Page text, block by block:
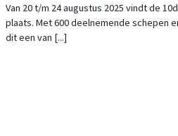
Van 20 t/m 24 augustus 2025 vindt de
plaats. Met 600 deelnemende schepen
dit een van [...]